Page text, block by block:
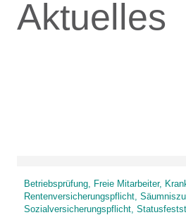
Aktuelles
Betriebsprüfung, Freie Mitarbeiter,
Rentenversicherungspflicht,
Sozialversicherungspflicht,